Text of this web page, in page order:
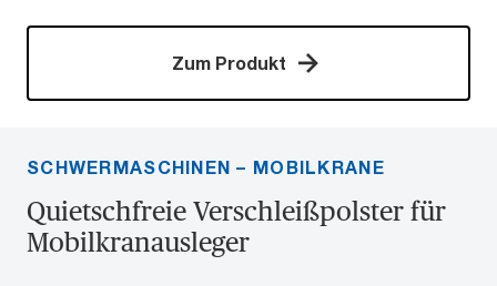
Zum Produkt
SCHWERMASCHINEN – MOBILKRANE
Quietschfreie Verschleißpolster für
Mobilkranausleger